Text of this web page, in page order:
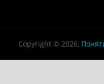
Copyright © 2026,